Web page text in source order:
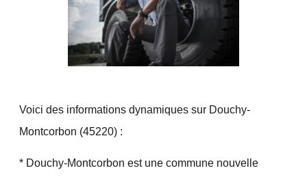
Voici des informations dynamiques sur Douchy-
Montcorbon (45220) :
* Douchy-Montcorbon est une commune nouvelle